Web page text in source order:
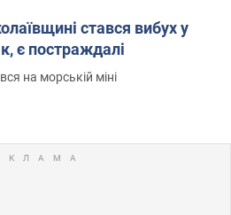
стався вибух у
є постраждалі
на морській міні